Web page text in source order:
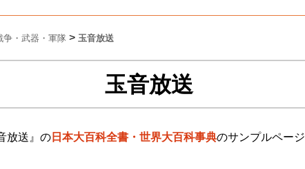
争・武器・軍隊 > 玉音放送
玉音放送
放送』の日本大百科全書・世界大百科事典のサンプルページ